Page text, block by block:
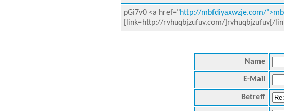
pGi7v0 <a href="http://mbfdiyaxwzje.com/
[link=http://rvhuqbjzufuv.com/]rvhuqbjzufuv[/
Name
E-Mail
Betreff